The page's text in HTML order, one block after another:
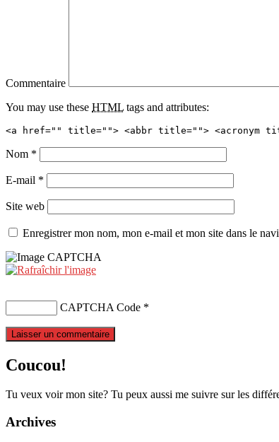
Commentaire
You may use these HTML tags and attributes:
<a href="" title=""> <abbr title=""> <acronym
Nom *
E-mail *
Site web
Enregistrer mon nom, mon e-mail et mon site dans le
CAPTCHA Code *
Coucou!
Tu veux voir mon site? Tu peux aussi me suivre sur les
Archives